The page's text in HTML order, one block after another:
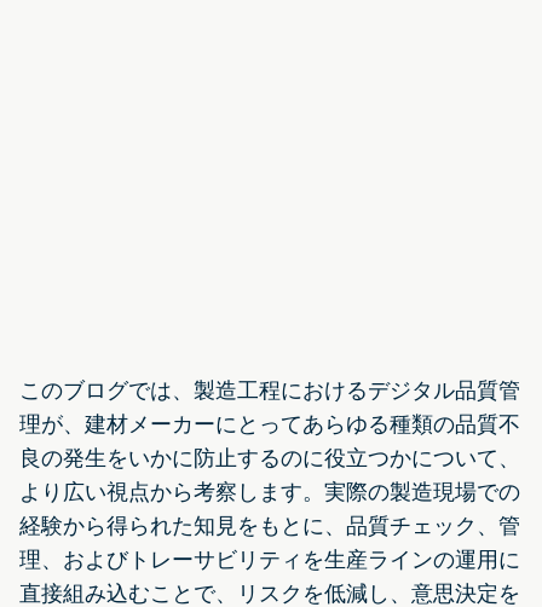
このブログでは、製造工程におけるデジタル品質管
理が、建材メーカーにとってあらゆる種類の品質不
良の発生をいかに防止するのに役立つかについて、
より広い視点から考察します。実際の製造現場での
経験から得られた知見をもとに、品質チェック、管
理、およびトレーサビリティを生産ラインの運用に
直接組み込むことで、リスクを低減し、意思決定を